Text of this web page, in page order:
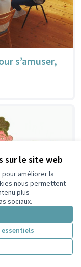
sur le site web
améliorer la
nous permettent
plus
sociaux.
s’amuser,